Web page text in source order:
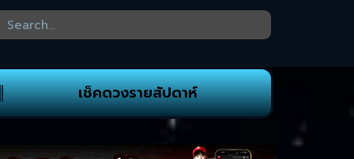
เช็คดวงรายสัปดาห์